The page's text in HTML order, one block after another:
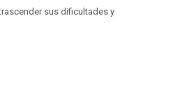
sus dificultades y